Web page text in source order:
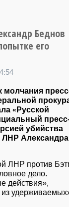
Беднов
его
молчания
«Русской
убийства
Александра
ЛНР против
дело.
действия»,
из